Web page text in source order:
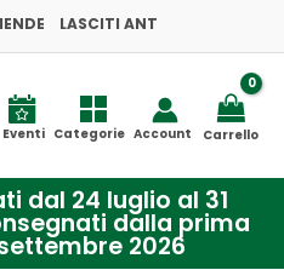
LASCITI ANT
Eventi Categorie Account Carrello
dal 24 luglio al 31
dalla prima
2026